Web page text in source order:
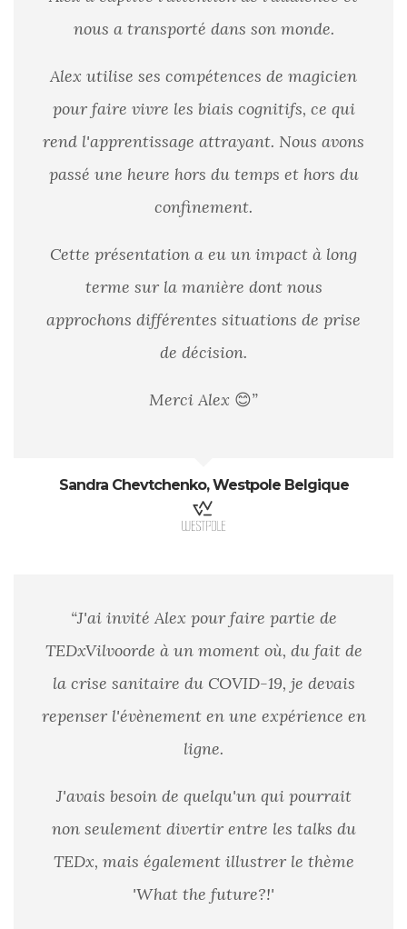
nous a transporté dans son monde.
Alex utilise ses compétences de magicien
pour faire vivre les biais cognitifs, ce qui
rend l'apprentissage attrayant. Nous avons
passé une heure hors du temps et hors du
confinement.
Cette présentation a eu un impact à long
terme sur la manière dont nous
approchons différentes situations de prise
de décision.
Merci Alex 😊”
Sandra Chevtchenko, Westpole Belgique
“J'ai invité Alex pour faire partie de
TEDxVilvoorde à un moment où, du fait de
la crise sanitaire du COVID-19, je devais
repenser l'évènement en une expérience en
ligne.
J'avais besoin de quelqu'un qui pourrait
non seulement divertir entre les talks du
TEDx, mais également illustrer le thème
'What the future?!'